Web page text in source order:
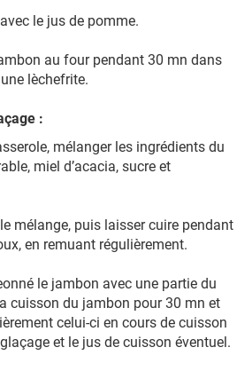
le jus de pomme.
au four pendant 30 mn dans
lèchefrite.
:
mélanger les ingrédients du
miel d’acacia, sucre et
mélange, puis laisser cuire pendant
en remuant régulièrement.
le jambon avec une partie du
cuisson du jambon pour 30 mn et
celui-ci en cours de cuisson
et le jus de cuisson éventuel.